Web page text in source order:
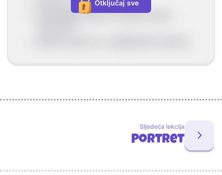
domoljubna (govori o ljubavi prema
Otključaj sve
Sljedeća lekcija
Portret